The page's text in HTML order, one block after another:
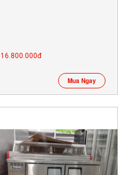
16.800.000đ
Mua Ngay